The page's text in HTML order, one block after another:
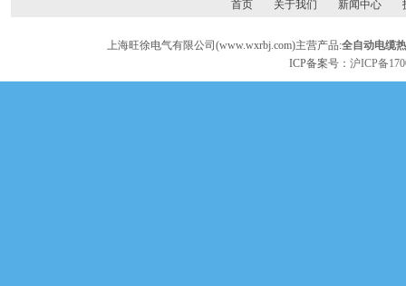
首页 关于我们 新闻中心
上海旺徐电气有限公司(www.wxrbj.com)主营产品:全自动电缆
ICP备案号：沪ICP备